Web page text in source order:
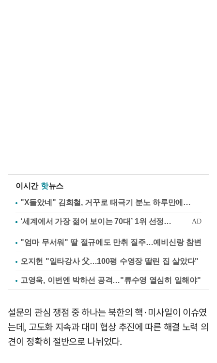
이시간 핫뉴스
"X돌았네" 김희철, 거꾸로 태극기 분노 하루만에…
"엄마 무서워" 딸 절규에도 만취 질주…예비신랑 참변
오지헌 "일타강사 父…100평 수영장 딸린 집 살았다"
고영욱, 이번엔 박하선 공격…"류수영 열심히 일해야"
설문의 관심 쟁점 중 하나는 북한의 핵·미사일이 이슈였
는데, 고도화 지속과 대미 협상 추진에 따른 해결 노력 의
견이 정확히 절반으로 나뉘었다.